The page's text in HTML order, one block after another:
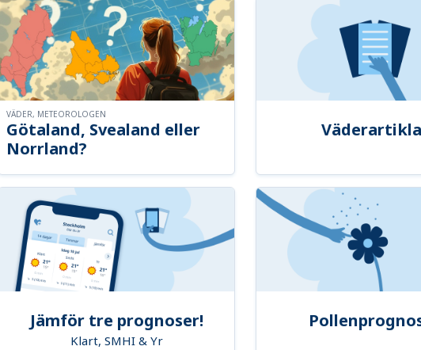
Götaland, Svealand eller
Norrland?
VÄDER, METEOROLOGEN
Jämför tre prognoser!
Klart, SMHI & Yr